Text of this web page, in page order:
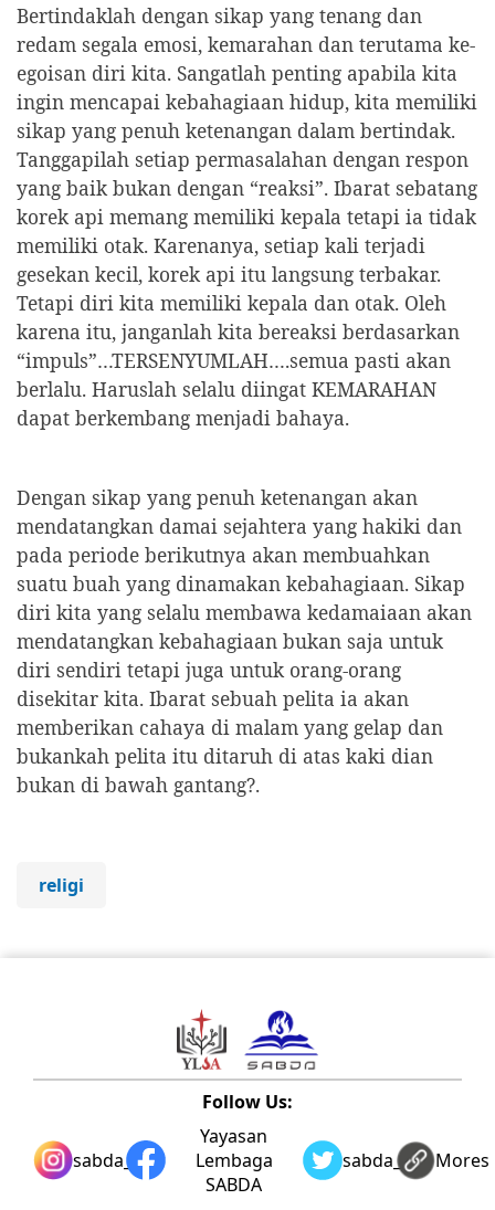
Bertindaklah dengan sikap yang tenang dan
redam segala emosi, kemarahan dan terutama ke-
egoisan diri kita. Sangatlah penting apabila kita
ingin mencapai kebahagiaan hidup, kita memiliki
sikap yang penuh ketenangan dalam bertindak.
Tanggapilah setiap permasalahan dengan respon
yang baik bukan dengan “reaksi”. Ibarat sebatang
korek api memang memiliki kepala tetapi ia tidak
memiliki otak. Karenanya, setiap kali terjadi
gesekan kecil, korek api itu langsung terbakar.
Tetapi diri kita memiliki kepala dan otak. Oleh
karena itu, janganlah kita bereaksi berdasarkan
“impuls”…TERSENYUMLAH….semua pasti akan
berlalu. Haruslah selalu diingat KEMARAHAN
dapat berkembang menjadi bahaya.
Dengan sikap yang penuh ketenangan akan
mendatangkan damai sejahtera yang hakiki dan
pada periode berikutnya akan membuahkan
suatu buah yang dinamakan kebahagiaan. Sikap
diri kita yang selalu membawa kedamaiaan akan
mendatangkan kebahagiaan bukan saja untuk
diri sendiri tetapi juga untuk orang-orang
disekitar kita. Ibarat sebuah pelita ia akan
memberikan cahaya di malam yang gelap dan
bukankah pelita itu ditaruh di atas kaki dian
bukan di bawah gantang?.
religi
Follow Us:
sabda_ylsa
Yayasan
Lembaga
SABDA
sabda_ylsaMores